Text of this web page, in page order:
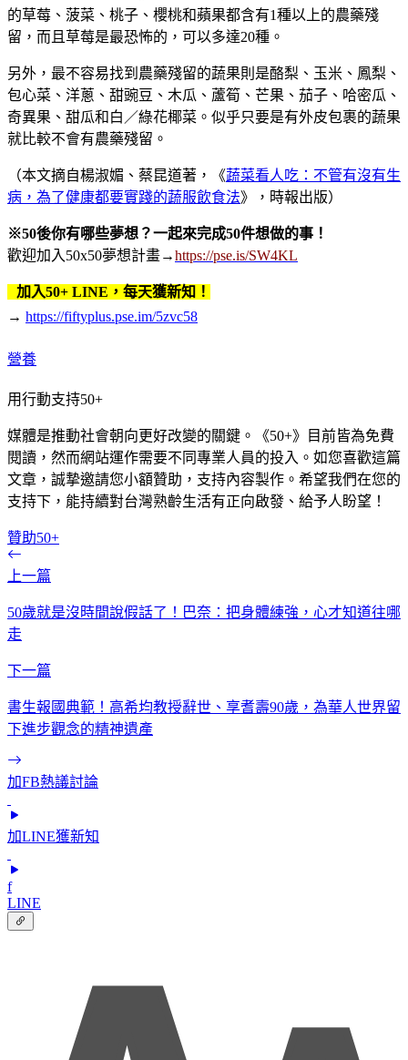
的草莓、菠菜、桃子、櫻桃和蘋果都含有1種以上的農藥殘
留，而且草莓是最恐怖的，可以多達20種。
另外，最不容易找到農藥殘留的蔬果則是酪梨、玉米、鳳梨、
包心菜、洋蔥、甜豌豆、木瓜、蘆筍、芒果、茄子、哈密瓜、
奇異果、甜瓜和白／綠花椰菜。似乎只要是有外皮包裹的蔬果
就比較不會有農藥殘留。
（本文摘自楊淑媚、蔡昆道著，《蔬菜看人吃：不管有沒有生
病，為了健康都要實踐的蔬服飲食法》，時報出版）
※50後你有哪些夢想？一起來完成50件想做的事！
歡迎加入50x50夢想計畫→https://pse.is/SW4KL
加入50+ LINE，每天獲新知！
→ https://fiftyplus.pse.im/5zvc58
營養
用行動支持50+
媒體是推動社會朝向更好改變的關鍵。《50+》目前皆為免費
閱讀，然而網站運作需要不同專業人員的投入。如您喜歡這篇
文章，誠摯邀請您小額贊助，支持內容製作。希望我們在您的
支持下，能持續對台灣熟齡生活有正向啟發、給予人盼望！
贊助50+
上一篇
50歲就是沒時間說假話了！巴奈：把身體練強，心才知道往哪
走
下一篇
書生報國典範！高希均教授辭世、享耆壽90歲，為華人世界留
下進步觀念的精神遺產
加FB熱議討論
加LINE獲新知
f
LINE